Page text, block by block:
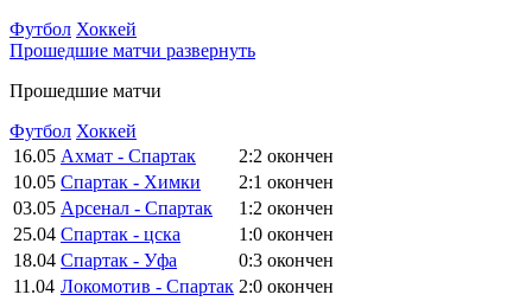
Футбол Хоккей
Прошедшие матчи развернуть
Прошедшие матчи
Футбол Хоккей
16.05 Ахмат - Спартак 2:2 окончен
10.05 Спартак - Химки 2:1 окончен
03.05 Арсенал - Спартак 1:2 окончен
25.04 Спартак - цска 1:0 окончен
18.04 Спартак - Уфа 0:3 окончен
11.04 Локомотив - Спартак 2:0 окончен